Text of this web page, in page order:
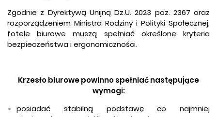
Zgodnie z Dyrektywą Unijną Dz.U. 2023 poz. 2367 oraz
rozporządzeniem Ministra Rodziny i Polityki Społecznej,
fotele biurowe muszą spełniać określone kryteria
bezpieczeństwa i ergonomiczności.
Krzesło biurowe powinno spełniać następujące
wymogi:
posiadać stabilną podstawę co najmniej